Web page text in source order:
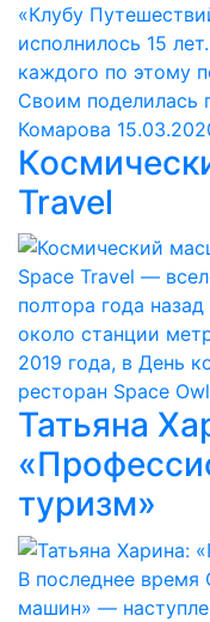
«Клубу
исполнилось 15
каждого по этому
Своим поделилась
Комарова
Travel
Space Travel —
полтора года
около станции
2019 года, в День
ресторан Space
Татьяна
туризм»
В последнее
машин» —